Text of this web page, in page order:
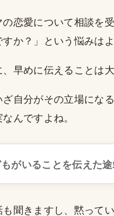
の恋愛について相談を
すか？」という悩みはよ
早めに伝えることは大
ざ自分がその立場にな
んですよね。
がいることを伝えた
も聞きますし、黙って